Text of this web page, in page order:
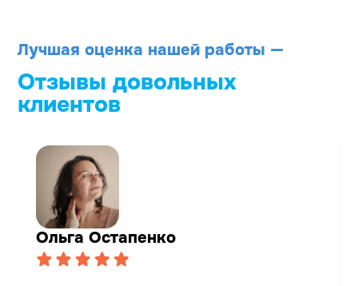
Лучшая оценка нашей работы —
Отзывы довольных
клиентов
Ольга Остапенко